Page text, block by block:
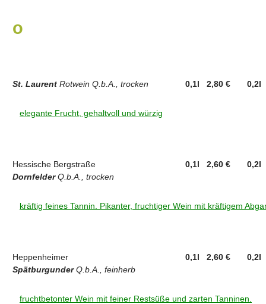
o
St. Laurent Rotwein Q.b.A., trocken 0,1l 2,80 € 0,2l
elegante Frucht, gehaltvoll und würzig
Hessische Bergstraße
Dornfelder Q.b.A., trocken
0,1l 2,60 € 0,2l
kräftig feines Tannin. Pikanter, fruchtiger Wein mit kräftigem
Heppenheimer
Spätburgunder Q.b.A., feinherb
0,1l 2,60 € 0,2l
fruchtbetonter Wein mit feiner Restsüße und zarten Tanninen.